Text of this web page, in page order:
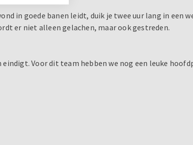
in goede banen leidt, duik je twee uur lang in een
er niet alleen gelachen, maar ook gestreden.
eindigt. Voor dit team hebben we nog een leuke